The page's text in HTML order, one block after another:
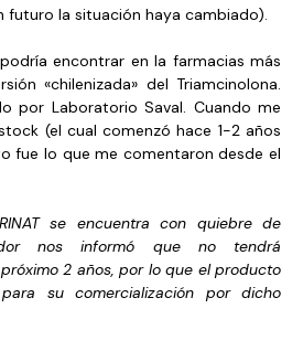
futuro la situación haya cambiado).
encontrar en la farmacias más
«chilenizada» del Triamcinolona.
por Laboratorio Saval. Cuando me
(el cual comenzó hace 1-2 años
fue lo que me comentaron desde el
se encuentra con quiebre de
nos informó que no tendrá
2 años, por lo que el producto
su comercialización por dicho